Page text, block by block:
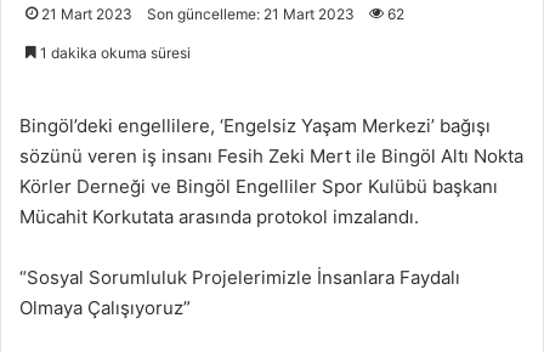
21 Mart 2023 Son güncelleme: 21 Mart 2023 62
1 dakika okuma süresi
Bingöl’deki engellilere, ‘Engelsiz Yaşam Merkezi’ bağışı
sözünü veren iş insanı Fesih Zeki Mert ile Bingöl Altı Nokta
Körler Derneği ve Bingöl Engelliler Spor Kulübü başkanı
Mücahit Korkutata arasında protokol imzalandı.
“Sosyal Sorumluluk Projelerimizle İnsanlara Faydalı
Olmaya Çalışıyoruz”